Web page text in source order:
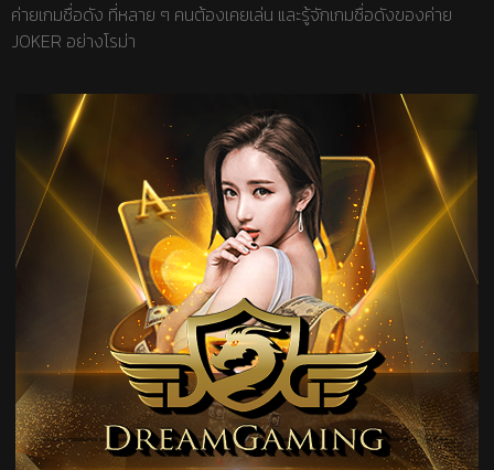
ค่ายเกมชื่อดัง ที่หลาย ๆ คนต้องเคยเล่น และรู้จักเกมชื่อดังของค่าย
JOKER อย่างโรม่า